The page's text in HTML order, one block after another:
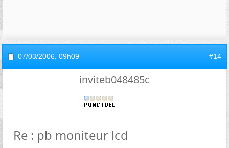
07/03/2006, 09h09 #14
inviteb048485c
Re : pb moniteur lcd